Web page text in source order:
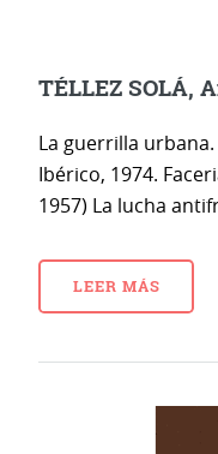
TÉLLEZ SOLÁ,
La guerrilla urbana.
Ibérico, 1974.
1957) La lucha
LEER MÁS